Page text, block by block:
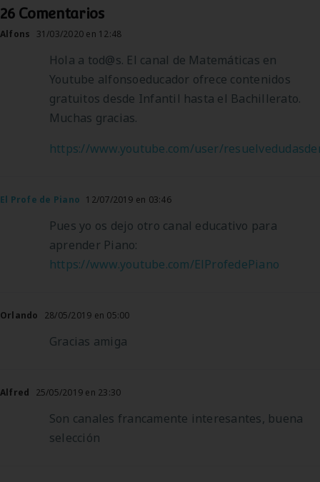
26 Comentarios
Alfons 31/03/2020 en 12:48
Hola a tod@s. El canal de Matemáticas en
Youtube alfonsoeducador ofrece contenidos
gratuitos desde Infantil hasta el Bachillerato.
Muchas gracias.
https://www.youtube.com/user/
El Profe de Piano 12/07/2019 en 03:46
Pues yo os dejo otro canal educativo para
aprender Piano:
https://www.youtube.com/ElProfedePiano
Orlando 28/05/2019 en 05:00
Gracias amiga
Alfred 25/05/2019 en 23:30
Son canales francamente interesantes, buena
selección